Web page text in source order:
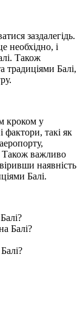
заздалегідь.
необхідно, і
Також
традиціями Балі,
кроком у
фактори, такі як
Також важливо
наявність
Балі.
Балі?